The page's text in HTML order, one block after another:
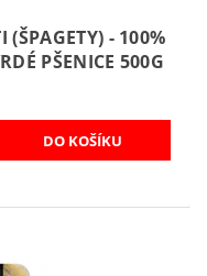
(ŠPAGETY) - 100%
PŠENICE 500G